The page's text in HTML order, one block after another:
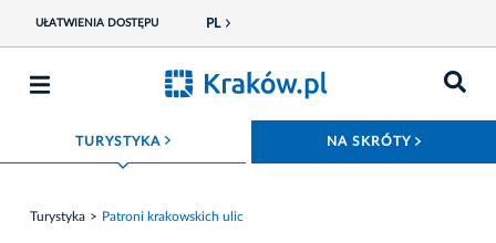
UŁATWIENIA DOSTĘPU PL
TURYSTYKA ROZWIŃ MENU NA SKRÓTY
Turystyka Patroni krakowskich ulic